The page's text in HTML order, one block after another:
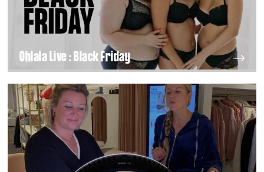
Ohlala Live : Black Friday